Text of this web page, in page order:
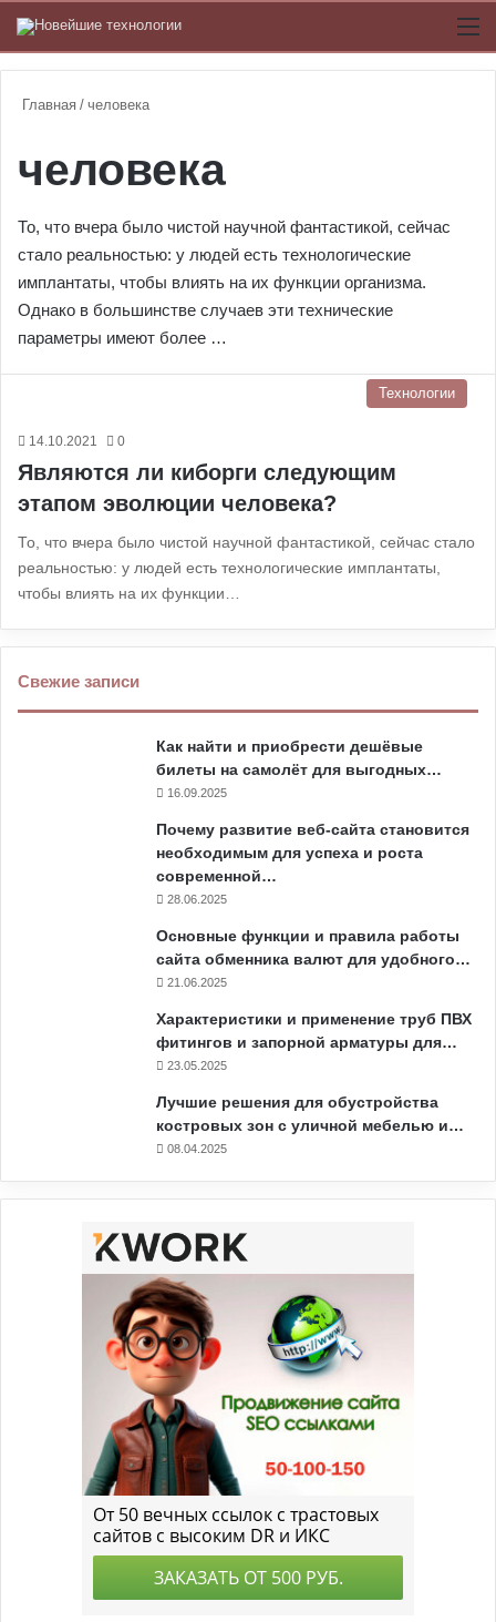
Главная / человека
человека
То, что вчера было чистой научной фантастикой, сейчас
стало реальностью: у людей есть технологические
имплантаты, чтобы влиять на их функции организма.
Однако в большинстве случаев эти технические
параметры имеют более …
Технологии
14.10.2021 0
Являются ли киборги следующим
этапом эволюции человека?
То, что вчера было чистой научной фантастикой, сейчас стало
реальностью: у людей есть технологические имплантаты,
чтобы влиять на их функции…
Свежие записи
Как найти и приобрести дешёвые
билеты на самолёт для выгодных…
16.09.2025
Почему развитие веб-сайта становится
необходимым для успеха и роста
современной…
28.06.2025
Основные функции и правила работы
сайта обменника валют для удобного…
21.06.2025
Характеристики и применение труб ПВХ
фитингов и запорной арматуры для…
23.05.2025
Лучшие решения для обустройства
костровых зон с уличной мебелью и…
08.04.2025